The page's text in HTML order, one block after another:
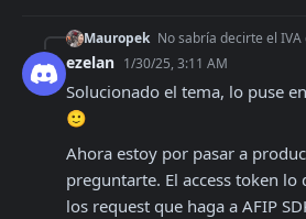
Mauropek No sabría decirte el IVA de los envíos,
ezelan 1/30/25, 3:11 AM
Solucionado el tema, lo puse
🙂
Ahora estoy por pasar a
preguntarte. El access token
los request que haga a AFIP